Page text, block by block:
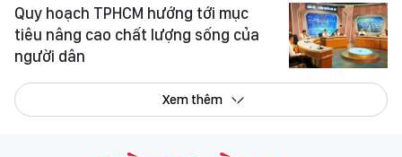
Quy hoạch TPHCM hướng tới mục
tiêu nâng cao chất lượng sống của
người dân
Xem thêm